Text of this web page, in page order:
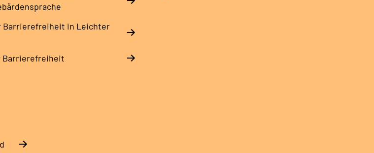
Barrierefreiheit in Leichter
Barrierefreiheit